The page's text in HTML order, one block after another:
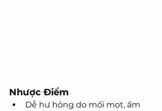
Nhược Điểm
Dễ hư hỏng do mối mọt, ẩm